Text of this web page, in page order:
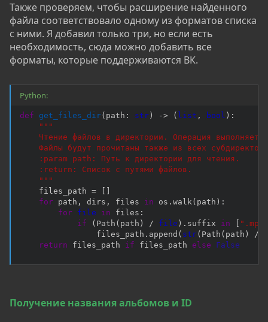
Также проверяем, чтобы расширение найденного
файла соответствовало одному из форматов списка
с ними. Я добавил только три, но если есть
необходимость, сюда можно добавить все
форматы, которые поддерживаются ВК.
Python:
def get_files_dir( path : str ) -> ( list , bool ) :
"""
Чтение файлов в директории. Операция
Файлы будут прочитаны также из всех
    :param path: Путь к директории для чтения.
    :return: Список с путями файлов.
    """
    files_path
=
for path , dirs , files in os . walk( path ) :
for file in files :
if
( Path ( path ) / file ) . suffix in
".mp4"
                files_path
. append ( str( Path ( path ) /
return files_path if files_path else False
Получение названия альбомов и ID